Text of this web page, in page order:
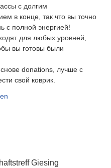
с долгим
в конце, так что вы точно
с полной энергией!
для любых уровней,
вы готовы были
donations, лучше с
свой коврик.
Giesing